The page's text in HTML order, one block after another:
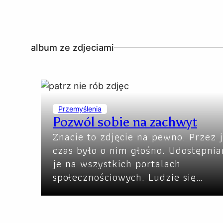
album ze zdjeciami
Przemyślenia
Pozwól sobie na zachwyt
Znacie to zdjęcie na pewno. Przez
czas było o nim głośno.
je na wszystkich portalach
społecznościowych. Ludzie się…